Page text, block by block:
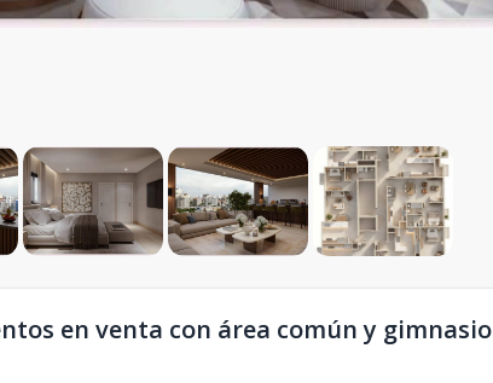
en venta con área común y gimnasio